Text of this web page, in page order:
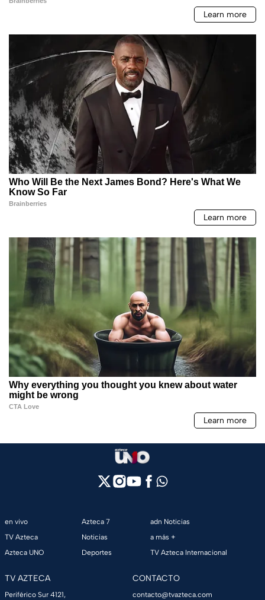
en vivo
TV Azteca
Azteca UNO
Azteca 7
Noticias
Deportes
adn Noticias
a más +
TV Azteca Internacional
TV AZTECA
Periférico Sur 4121,
CONTACTO
contacto@tvazteca.com